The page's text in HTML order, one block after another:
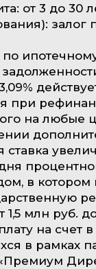
от 3 до 30
залог
при
на любые
в котором
млн руб.
на счет
в рамках